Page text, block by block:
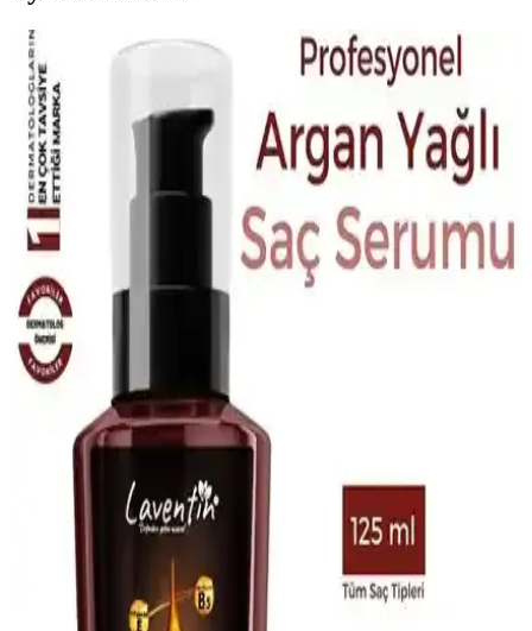
Urban Care Biotin & Keratin Dökülmeye Eğilimli
Saçlar İçin Şampuan Özellikleri ve Kullanıcı
Yorumları
Urban Care Biotin & Keratin şampuanı, dökülmeye eğilimli saçlar
için güçlendirici ve nemlendirici formülüyle saç sağlığını destekler,
kullanıcı memnuniyetini artırır.
Aizen Kolajen Biotin Şampuanı: Saç Sağlığını
Destekleyen Güçlü Formül ve Kullanıcı Deneyimleri
Aizen kolajen biotin şampuanı, saçların elastikiyetini artırır,
dökülmeyi engeller ve parlaklık sağlar. Düzenli kullanımda sağlıklı
ve güçlü saçlara ulaşmanıza yardımcı olur.
Orzax Ocean Biotin 60 Kapsül ile Saç ve Tırnak
Sağlığını Güçlendirin
Orzax Ocean Biotin 60 Kapsül, yüksek doz biotin içeriğiyle saç ve
tırnakların güçlenmesine katkı sağlar, doğal ve kolay kullanımlı
formülüyle sağlıklı görünüm sunar.
2023 Yılında Saç Dökülmesine Karşı Etkili
Şampuan ve Bakım Yöntemleri